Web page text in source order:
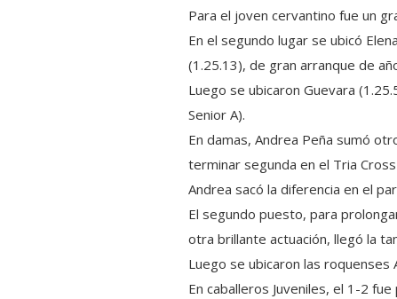
Para el joven cervantino fue un
En el segundo lugar se ubicó
(1.25.13), de gran arranque de
Luego se ubicaron Guevara
Senior A).
En damas, Andrea Peña sumó
terminar segunda en el Tria
Andrea sacó la diferencia en el
El segundo puesto, para
otra brillante actuación, llegó la
Luego se ubicaron las roquenses
En caballeros Juveniles, el 1-2